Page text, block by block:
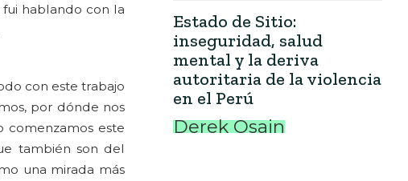
hablando con la
con este trabajo
por dónde nos
comenzamos este
también son del
una mirada más
Estado de Sitio:
inseguridad, salud
mental y la deriva
autoritaria de la violencia
en el Perú
Derek Osain